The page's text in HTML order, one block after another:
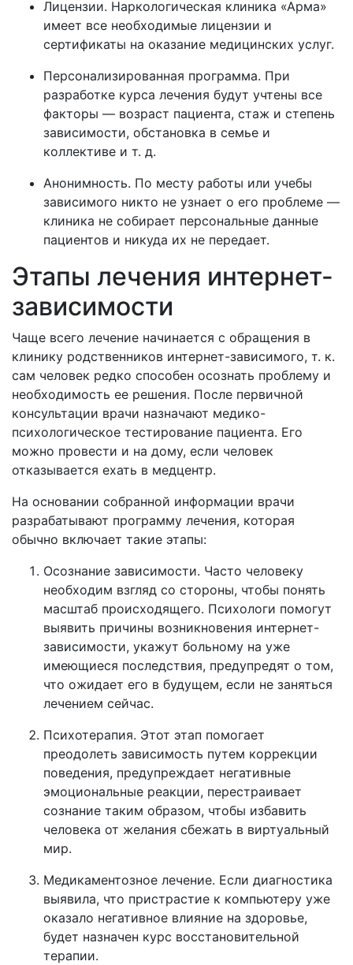
Лицензии. Наркологическая клиника «Арма»
имеет все необходимые лицензии и
сертификаты на оказание медицинских услуг.
Персонализированная программа. При
разработке курса лечения будут учтены все
факторы — возраст пациента, стаж и степень
зависимости, обстановка в семье и
коллективе и т. д.
Анонимность. По месту работы или учебы
зависимого никто не узнает о его проблеме —
клиника не собирает персональные данные
пациентов и никуда их не передает.
Этапы лечения интернет-
зависимости
Чаще всего лечение начинается с обращения в
клинику родственников интернет-зависимого, т. к.
сам человек редко способен осознать проблему и
необходимость ее решения. После первичной
консультации врачи назначают медико-
психологическое тестирование пациента. Его
можно провести и на дому, если человек
отказывается ехать в медцентр.
На основании собранной информации врачи
разрабатывают программу лечения, которая
обычно включает такие этапы:
Осознание зависимости. Часто человеку
необходим взгляд со стороны, чтобы понять
масштаб происходящего. Психологи помогут
выявить причины возникновения интернет-
зависимости, укажут больному на уже
имеющиеся последствия, предупредят о том,
что ожидает его в будущем, если не заняться
лечением сейчас.
Психотерапия. Этот этап помогает
преодолеть зависимость путем коррекции
поведения, предупреждает негативные
эмоциональные реакции, перестраивает
сознание таким образом, чтобы избавить
человека от желания сбежать в виртуальный
мир.
Медикаментозное лечение. Если диагностика
выявила, что пристрастие к компьютеру уже
оказало негативное влияние на здоровье,
будет назначен курс восстановительной
терапии.